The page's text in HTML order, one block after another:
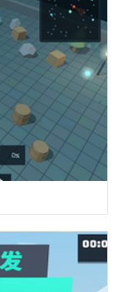
1.1rem);
完整代码